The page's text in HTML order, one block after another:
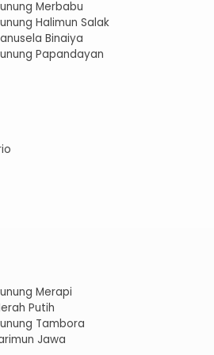
Merbabu
Halimun Salak
Binaiya
Papandayan
Merapi
Putih
Tambora
Jawa